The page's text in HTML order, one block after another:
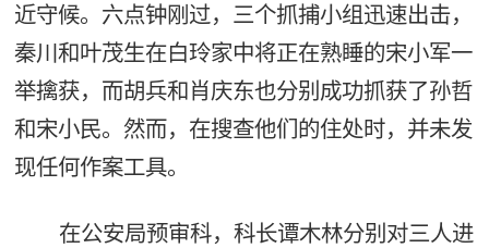
近守候。六点钟刚过，三个抓捕小组迅速出击，
秦川和叶茂生在白玲家中将正在熟睡的宋小军一
举擒获，而胡兵和肖庆东也分别成功抓获了孙哲
和宋小民。然而，在搜查他们的住处时，并未发
现任何作案工具。
在公安局预审科，科长谭木林分别对三人进